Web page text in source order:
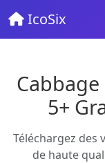
IcoSix
Cabbage
5+
Téléchargez des
de haute